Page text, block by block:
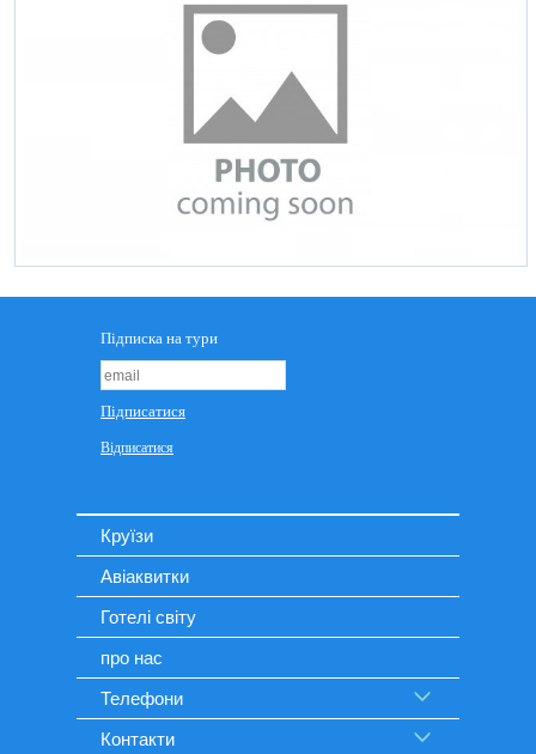
Круїзи
Авіаквитки
Готелі світу
про нас
Телефони
Контакти